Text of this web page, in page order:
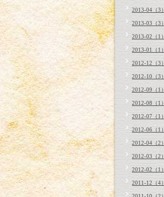
2013-04（3）
2013-03（3）
2013-02（1）
2013-01（1）
2012-12（3）
2012-10（3）
2012-09（1）
2012-08（1）
2012-07（1）
2012-06（1）
2012-04（2）
2012-03（2）
2012-02（1）
2011-12（4）